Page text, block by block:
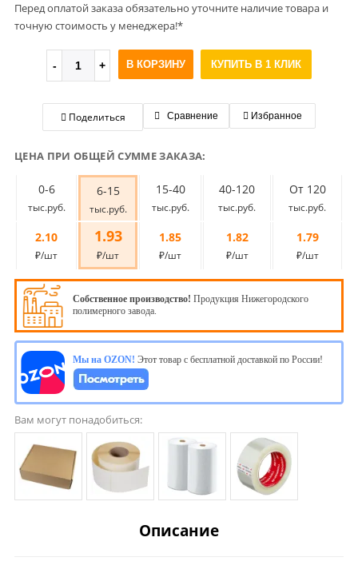
Перед оплатой заказа обязательно уточните наличие товара и
точную стоимость у менеджера!*
В КОРЗИНУ КУПИТЬ В 1 КЛИК
Поделиться Сравнение Избранное
ЦЕНА ПРИ ОБЩЕЙ СУММЕ ЗАКАЗА:
0-6
тыс.руб.
6-15
тыс.руб.
15-40
тыс.руб.
40-120
тыс.руб.
От 120
тыс.руб.
2.10
₽/шт
1.93
₽/шт
1.85
₽/шт
1.82
₽/шт
1.79
₽/шт
Собственное производство! Продукция Нижегородского
полимерного завода.
Мы на OZON! Этот товар с бесплатной доставкой по России!
Вам могут понадобиться:
Описание